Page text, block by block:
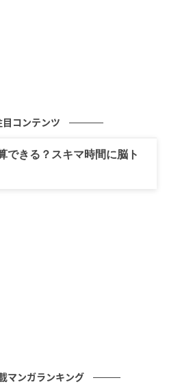
目コンテンツ
できる？スキマ時間に脳ト
マンガランキング